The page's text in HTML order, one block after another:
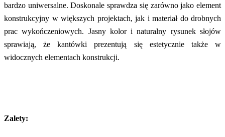
bardzo uniwersalne. Doskonale sprawdza się zarówno jako element
konstrukcyjny w większych projektach, jak i materiał do drobnych
prac wykończeniowych. Jasny kolor i naturalny rysunek słojów
sprawiają, że kantówki prezentują się estetycznie także w
widocznych elementach konstrukcji.
Zalety: